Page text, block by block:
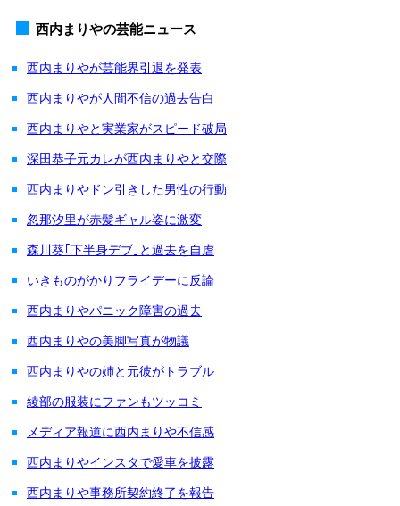
西内まりやの芸能ニュース
西内まりやが芸能界引退を発表
西内まりやが人間不信の過去告白
西内まりやと実業家がスピード破局
深田恭子元カレが西内まりやと交際
西内まりやドン引きした男性の行動
忽那汐里が赤髪ギャル姿に激変
森川葵｢下半身デブ｣と過去を自虐
いきものがかりフライデーに反論
西内まりやパニック障害の過去
西内まりやの美脚写真が物議
西内まりやの姉と元彼がトラブル
綾部の服装にファンもツッコミ
メディア報道に西内まりや不信感
西内まりやインスタで愛車を披露
西内まりや事務所契約終了を報告